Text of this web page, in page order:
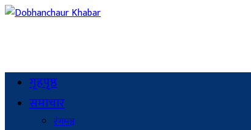
गृहपृष्ठ
समाचार
रंगमञ्च